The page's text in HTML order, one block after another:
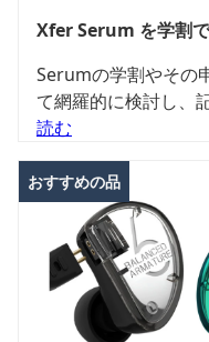
Xfer Serum を学割
Serumの学割やその
て網羅的に検討し、
読む
おすすめの品